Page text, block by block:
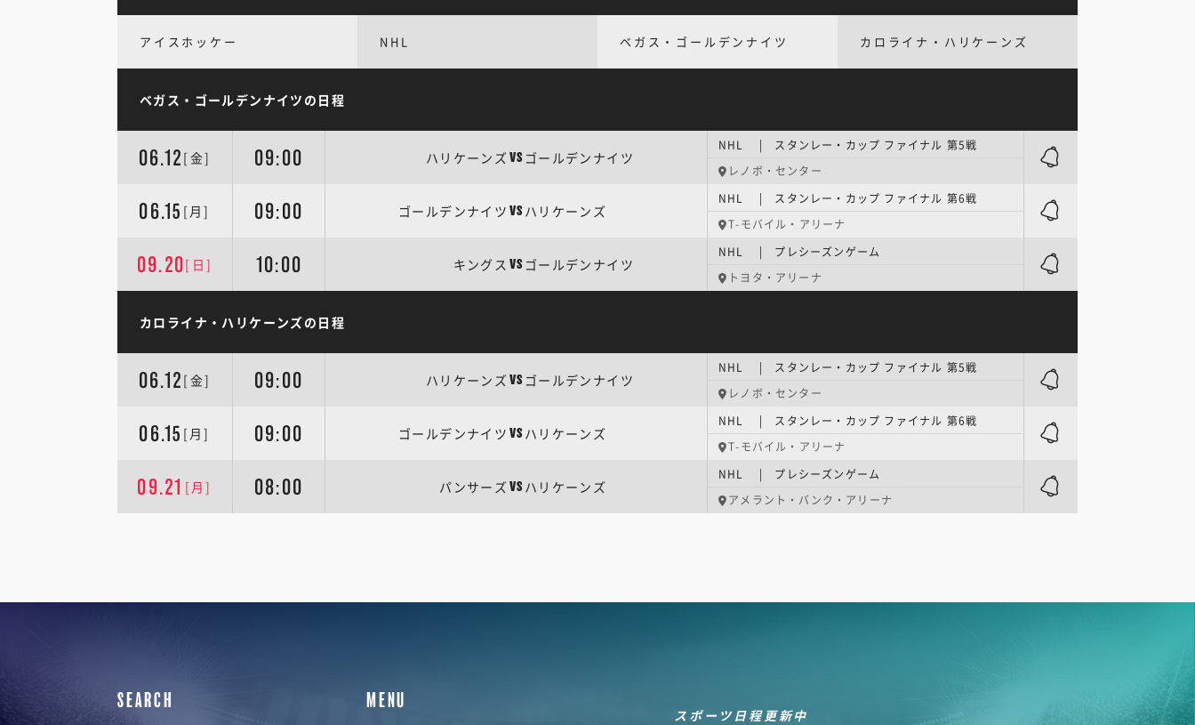
アイスホッケー NHL ベガス・ゴールデンナイツ カロライナ・ハリケーンズ
ベガス・ゴールデンナイツの日程
06.12 [金] 09:00 ハリケーンズ VS ゴールデンナイツ
NHL | スタンレー・カップ ファイナル 第5戦
レノボ・センター
06.15 [月] 09:00 ゴールデンナイツ VS ハリケーンズ
NHL | スタンレー・カップ ファイナル 第6戦
T-モバイル・アリーナ
09.20[日] 10:00 キングス VS ゴールデンナイツ
NHL | プレシーズンゲーム
トヨタ・アリーナ
カロライナ・ハリケーンズの日程
06.12 [金] 09:00 ハリケーンズ VS ゴールデンナイツ
NHL | スタンレー・カップ ファイナル 第5戦
レノボ・センター
06.15 [月] 09:00 ゴールデンナイツ VS ハリケーンズ
NHL | スタンレー・カップ ファイナル 第6戦
T-モバイル・アリーナ
09.21 [月] 08:00 パンサーズ VS ハリケーンズ
NHL | プレシーズンゲーム
アメラント・バンク・アリーナ
SEARCH MENU
スポーツ日程更新中